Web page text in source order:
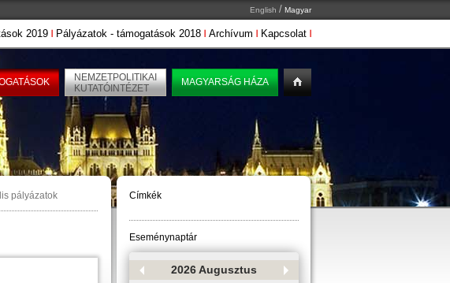
English / Magyar
2019 Pályázatok - támogatások 2018 Archívum Kapcsolat
NEMZETPOLITIKAI
KUTATÓINTÉZET
MAGYARSÁG HÁZA
pályázatok Címkék
Eseménynaptár
2026 Augusztus